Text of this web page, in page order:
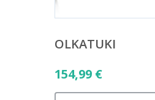
OLKATUKI
154,99 €